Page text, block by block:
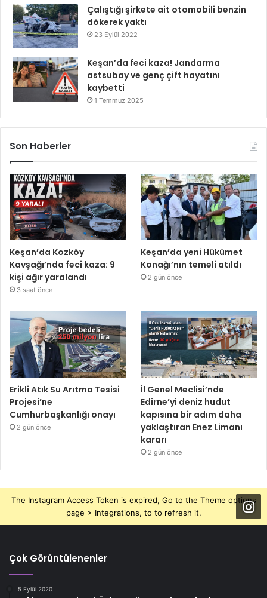
Çalıştığı şirkete ait otomobili benzin
dökerek yaktı
23 Eylül 2022
Keşan’da feci kaza! Jandarma
astsubay ve genç çift hayatını
kaybetti
1 Temmuz 2025
Son Haberler
Keşan’da Kozköy
Kavşağı’nda feci kaza: 9
kişi ağır yaralandı
3 saat önce
Keşan’da yeni Hükümet
Konağı’nın temeli atıldı
2 gün önce
Erikli Atık Su Arıtma Tesisi
Projesi’ne
Cumhurbaşkanlığı onayı
2 gün önce
İl Genel Meclisi’nde
Edirne’yi deniz hudut
kapısına bir adım daha
yaklaştıran Enez Limanı
kararı
2 gün önce
The Instagram Access Token is expired, Go to the Theme options
page > Integrations, to to refresh it.
Çok Görüntülenenler
5 Eylül 2020